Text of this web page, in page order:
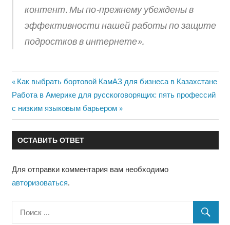
контент. Мы по-прежнему убеждены в
эффективности нашей работы по защите
подростков в интернете».
Навигация
по
записям
Предыдущая
запись:
Как выбрать бортовой КамАЗ для бизнеса в Казахстане
Следующая
запись:
Работа в Америке для русскоговорящих: пять профессий
с низким языковым барьером
ОСТАВИТЬ ОТВЕТ
Для отправки комментария вам необходимо
авторизоваться.